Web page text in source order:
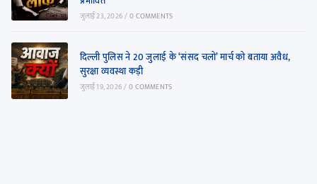
जुलाई 23, 2026/0 COMMENTS
दिल्ली पुलिस ने 20 जुलाई के ‘संसद चलो’ मार्च को बताया अवैध,
सुरक्षा व्यवस्था कड़ी
जुलाई 19, 2026/0 COMMENTS